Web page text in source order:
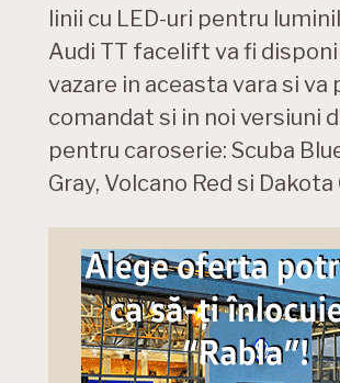
linii cu LED-uri pentru
Audi TT facelift va fi
vazare in aceasta vara si va
comandat si in noi versiuni
pentru caroserie: Scuba
Gray, Volcano Red si Dakota